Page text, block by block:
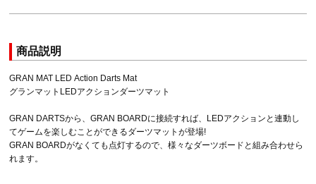
商品説明
GRAN MAT LED Action Darts Mat
グランマットLEDアクションダーツマット
GRAN DARTSから、GRAN BOARDに接続すれば、LEDアクションと連動し
てゲームを楽しむことができるダーツマットが登場!
GRAN BOARDがなくても点灯するので、様々なダーツボードと組み合わせら
れます。